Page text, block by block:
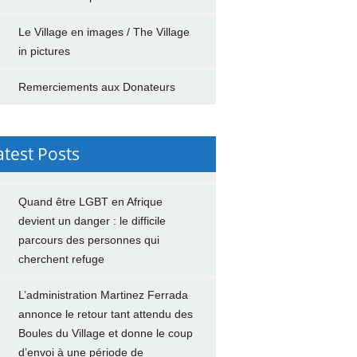
Le Village en images / The Village
in pictures
Remerciements aux Donateurs
Posts
Quand être LGBT en Afrique
devient un danger : le difficile
parcours des personnes qui
cherchent refuge
L’administration Martinez Ferrada
annonce le retour tant attendu des
Boules du Village et donne le coup
d’envoi à une période de